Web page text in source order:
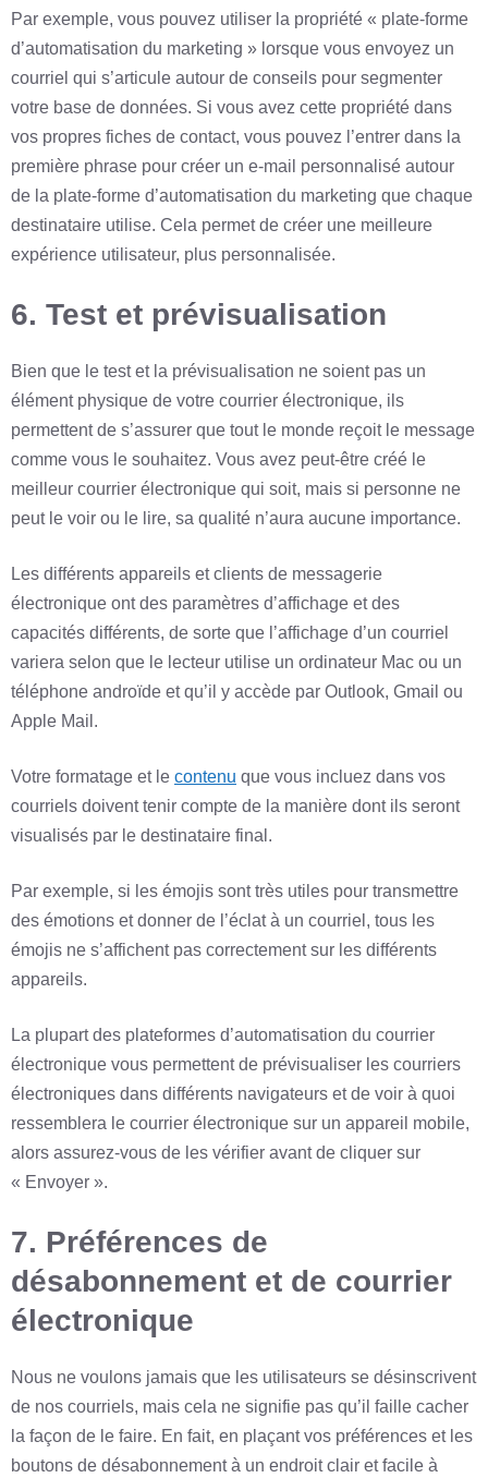
Par exemple, vous pouvez utiliser la propriété « plate-forme
d’automatisation du marketing » lorsque vous envoyez un
courriel qui s’articule autour de conseils pour segmenter
votre base de données. Si vous avez cette propriété dans
vos propres fiches de contact, vous pouvez l’entrer dans la
première phrase pour créer un e-mail personnalisé autour
de la plate-forme d’automatisation du marketing que chaque
destinataire utilise. Cela permet de créer une meilleure
expérience utilisateur, plus personnalisée.
6. Test et prévisualisation
Bien que le test et la prévisualisation ne soient pas un
élément physique de votre courrier électronique, ils
permettent de s’assurer que tout le monde reçoit le message
comme vous le souhaitez. Vous avez peut-être créé le
meilleur courrier électronique qui soit, mais si personne ne
peut le voir ou le lire, sa qualité n’aura aucune importance.
Les différents appareils et clients de messagerie
électronique ont des paramètres d’affichage et des
capacités différents, de sorte que l’affichage d’un courriel
variera selon que le lecteur utilise un ordinateur Mac ou un
téléphone androïde et qu’il y accède par Outlook, Gmail ou
Apple Mail.
Votre formatage et le contenu que vous incluez dans vos
courriels doivent tenir compte de la manière dont ils seront
visualisés par le destinataire final.
Par exemple, si les émojis sont très utiles pour transmettre
des émotions et donner de l’éclat à un courriel, tous les
émojis ne s’affichent pas correctement sur les différents
appareils.
La plupart des plateformes d’automatisation du courrier
électronique vous permettent de prévisualiser les courriers
électroniques dans différents navigateurs et de voir à quoi
ressemblera le courrier électronique sur un appareil mobile,
alors assurez-vous de les vérifier avant de cliquer sur
« Envoyer ».
7. Préférences de
désabonnement et de courrier
électronique
Nous ne voulons jamais que les utilisateurs se désinscrivent
de nos courriels, mais cela ne signifie pas qu’il faille cacher
la façon de le faire. En fait, en plaçant vos préférences et les
boutons de désabonnement à un endroit clair et facile à